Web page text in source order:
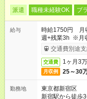
派遣 職種未経験OK ブ
給与
時給1750円 月
週+残業3h ※月
交通費別途支
交通費 1ヶ月3
月収例 25～30
勤務地
東京都新宿区
新宿駅から徒歩